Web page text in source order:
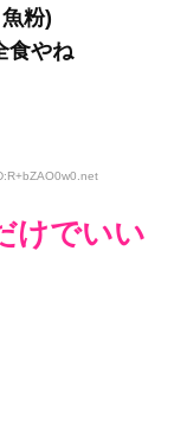
粉)
食やね
.net
けでいい